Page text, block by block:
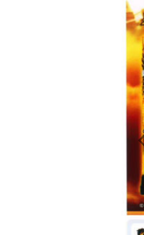
販促用空カプセル